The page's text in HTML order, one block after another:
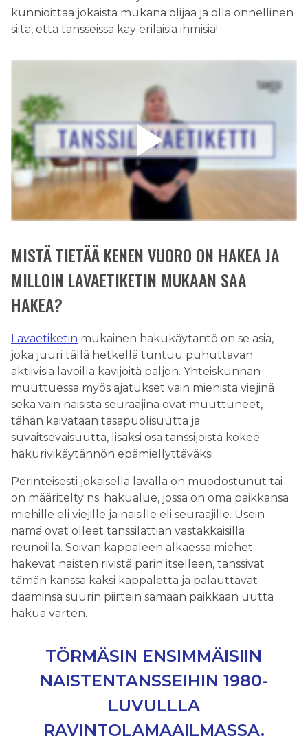
kunnioittaa jokaista mukana olijaa ja olla onnellinen
siitä, että tansseissa käy erilaisia ihmisiä!
MISTÄ TIETÄÄ KENEN VUORO ON HAKEA JA
MILLOIN LAVAETIKETIN MUKAAN SAA
HAKEA?
Lavaetiketin mukainen hakukäytäntö on se asia,
joka juuri tällä hetkellä tuntuu puhuttavan
aktiivisia lavoilla kävijöitä paljon. Yhteiskunnan
muuttuessa myös ajatukset vain miehistä viejinä
sekä vain naisista seuraajina ovat muuttuneet,
tähän kaivataan tasapuolisuutta ja
suvaitsevaisuutta, lisäksi osa tanssijoista kokee
hakurivikäytännön epämiellyttäväksi.
Perinteisesti jokaisella lavalla on muodostunut tai
on määritelty ns. hakualue, jossa on oma paikkansa
miehille eli viejille ja naisille eli seuraajille. Usein
nämä ovat olleet tanssilattian vastakkaisilla
reunoilla. Soivan kappaleen alkaessa miehet
hakevat naisten rivistä parin itselleen, tanssivat
tämän kanssa kaksi kappaletta ja palauttavat
daaminsa suurin piirtein samaan paikkaan uutta
hakua varten.
TÖRMÄSIN ENSIMMÄISIIN
NAISTENTANSSEIHIN 1980-
LUVULLLA
RAVINTOLAMAAILMASSA.